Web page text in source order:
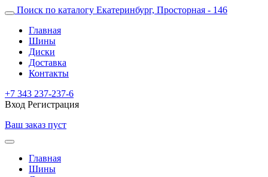
Поиск по каталогу Екатеринбург, Просторная - 146
Главная
Шины
Диски
Доставка
Контакты
+7 343 237-237-6
Вход Регистрация
Ваш заказ пуст
Главная
Шины